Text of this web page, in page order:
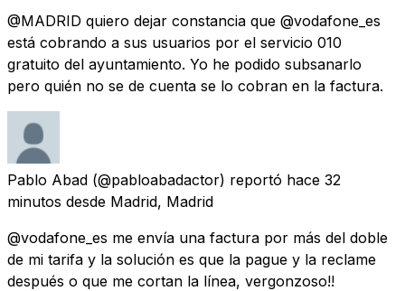
@MADRID quiero dejar constancia que @vodafone_es
está cobrando a sus usuarios por el servicio 010
gratuito del ayuntamiento. Yo he podido subsanarlo
pero quién no se de cuenta se lo cobran en la factura.
Pablo Abad (@pabloabadactor) reportó hace 32
minutos desde Madrid, Madrid
@vodafone_es me envía una factura por más del doble
de mi tarifa y la solución es que la pague y la reclame
después o que me cortan la línea, vergonzoso!!